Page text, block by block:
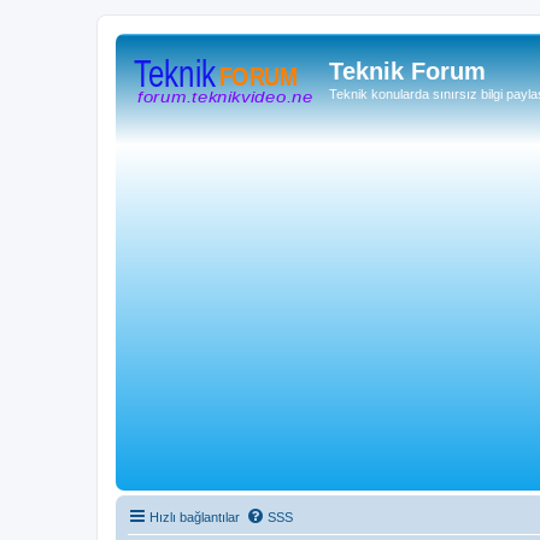
Teknik Forum
Teknik konularda sınırsız bilgi
Hızlı bağlantılar SSS